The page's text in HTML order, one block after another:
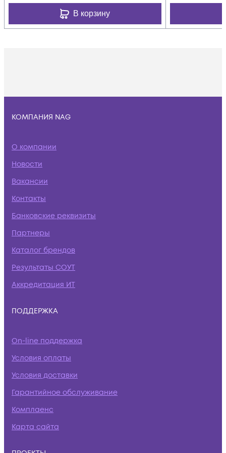
В корзину
КОМПАНИЯ NAG
О компании
Новости
Вакансии
Контакты
Банковские реквизиты
Партнеры
Каталог брендов
Результаты СОУТ
Аккредитация ИТ
ПОДДЕРЖКА
On-line поддержка
Условия оплаты
Условия доставки
Гарантийное обслуживание
Комплаенс
Карта сайта